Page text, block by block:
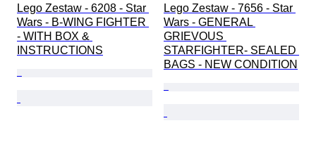
Lego Zestaw - 6208 - Star
Wars - B-WING FIGHTER
- WITH BOX &
INSTRUCTIONS
Lego Zestaw - 7656 - Star
Wars - GENERAL
GRIEVOUS
STARFIGHTER- SEALED
BAGS - NEW CONDITION